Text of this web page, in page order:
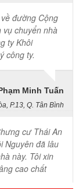
đường Cộng
vụ chuyển nhà
ty Khôi
công ty.
Minh Tuấn
P.13, Q. Tân Bình
cư Thái An
Nguyên đã lâu
này. Tôi xin
cao chất